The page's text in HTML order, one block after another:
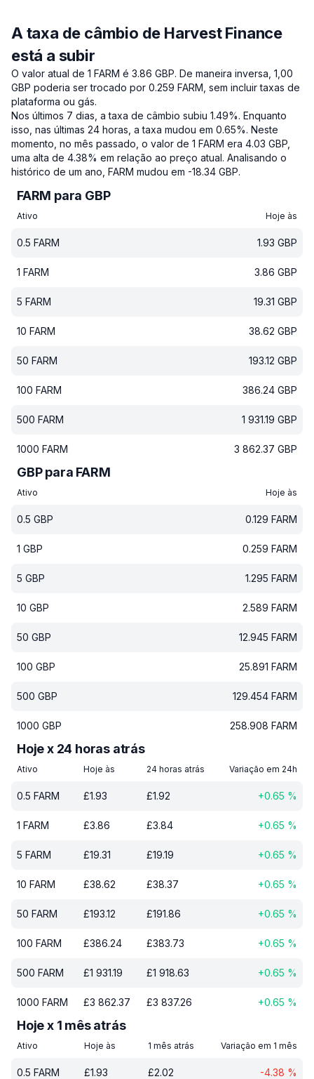
A taxa de câmbio de Harvest Finance
está a subir
O valor atual de 1 FARM é 3.86 GBP. De maneira inversa, 1,00
GBP poderia ser trocado por 0.259 FARM, sem incluir taxas de
plataforma ou gás.
Nos últimos 7 dias, a taxa de câmbio subiu 1.49%. Enquanto
isso, nas últimas 24 horas, a taxa mudou em 0.65%. Neste
momento, no mês passado, o valor de 1 FARM era 4.03 GBP,
uma alta de 4.38% em relação ao preço atual. Analisando o
histórico de um ano, FARM mudou em -18.34 GBP.
FARM para GBP
Ativo Hoje às
0.5 FARM 1.93 GBP
1 FARM 3.86 GBP
5 FARM 19.31 GBP
10 FARM 38.62 GBP
50 FARM 193.12 GBP
100 FARM 386.24 GBP
500 FARM 1 931.19 GBP
1000 FARM 3 862.37 GBP
GBP para FARM
Ativo Hoje às
0.5 GBP 0.129 FARM
1 GBP 0.259 FARM
5 GBP 1.295 FARM
10 GBP 2.589 FARM
50 GBP 12.945 FARM
100 GBP 25.891 FARM
500 GBP 129.454 FARM
1000 GBP 258.908 FARM
Hoje x 24 horas atrás
Ativo Hoje às 24 horas atrás Variação em 24h
0.5 FARM £1.93 £1.92 +0.65 %
1 FARM £3.86 £3.84 +0.65 %
5 FARM £19.31 £19.19 +0.65 %
10 FARM £38.62 £38.37 +0.65 %
50 FARM £193.12 £191.86 +0.65 %
100 FARM £386.24 £383.73 +0.65 %
500 FARM £1 931.19 £1 918.63 +0.65 %
1000 FARM £3 862.37 £3 837.26 +0.65 %
Hoje x 1 mês atrás
Ativo Hoje às 1 mês atrás Variação em 1 mês
0.5 FARM £1.93 £2.02 -4.38 %